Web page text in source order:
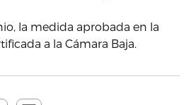
la medida aprobada en la
a la Cámara Baja.